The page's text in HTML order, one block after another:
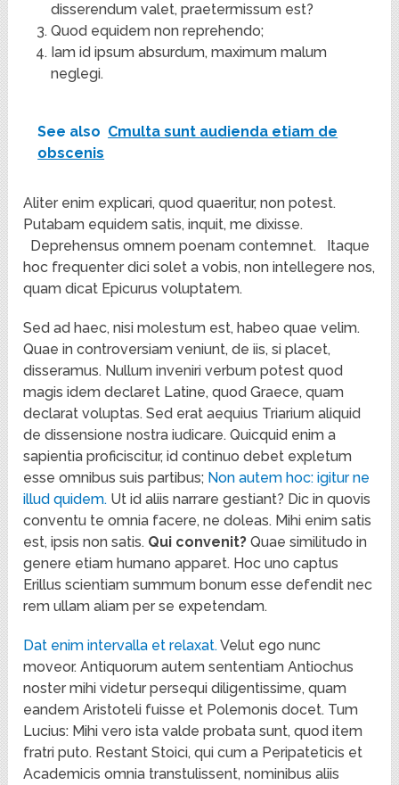
disserendum valet, praetermissum est?
Quod equidem non reprehendo;
Iam id ipsum absurdum, maximum malum
neglegi.
See also Cmulta sunt audienda etiam de
obscenis
Aliter enim explicari, quod quaeritur, non potest.
Putabam equidem satis, inquit, me dixisse.
Deprehensus omnem poenam contemnet.
Itaque
hoc frequenter dici solet a vobis, non intellegere nos,
quam dicat Epicurus voluptatem.
Sed ad haec, nisi molestum est, habeo quae velim.
Quae in controversiam veniunt, de iis, si placet,
disseramus. Nullum inveniri verbum potest quod
magis idem declaret Latine, quod Graece, quam
declarat voluptas. Sed erat aequius Triarium aliquid
de dissensione nostra iudicare. Quicquid enim a
sapientia proficiscitur, id continuo debet expletum
esse omnibus suis partibus; Non autem hoc: igitur ne
illud quidem. Ut id aliis narrare gestiant? Dic in quovis
conventu te omnia facere, ne doleas. Mihi enim satis
est, ipsis non satis. Qui convenit? Quae similitudo in
genere etiam humano apparet. Hoc uno captus
Erillus scientiam summum bonum esse defendit nec
rem ullam aliam per se expetendam.
Dat enim intervalla et relaxat.Velut ego nunc
moveor. Antiquorum autem sententiam Antiochus
noster mihi videtur persequi diligentissime, quam
eandem Aristoteli fuisse et Polemonis docet. Tum
Lucius: Mihi vero ista valde probata sunt, quod item
fratri puto. Restant Stoici, qui cum a Peripateticis et
Academicis omnia transtulissent, nominibus aliis